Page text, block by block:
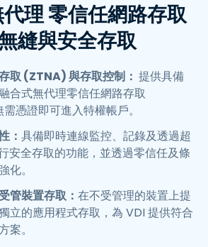
理 零信任網路存取
縫與安全存取
取 (ZTNA) 與存取控制： 提供具備
合式無代理零信任網路存取
憑證即可進入特權帳戶。
： 具備即時連線監控、記錄及透過超
安全存取的功能，並透過零信任及條
化。
管裝置存取： 在不受管理的裝置上提
立的應用程式存取，為 VDI 提供符合
案。